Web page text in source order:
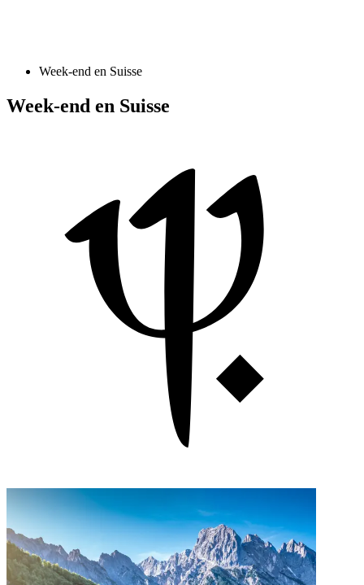
Week-end en Suisse
Week-end en Suisse